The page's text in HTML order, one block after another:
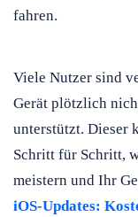
fahren.
Viele Nutzer sind
Gerät plötzlich
unterstützt. Dieser
Schritt für Schritt,
meistern und Ihr
iOS-Updates: